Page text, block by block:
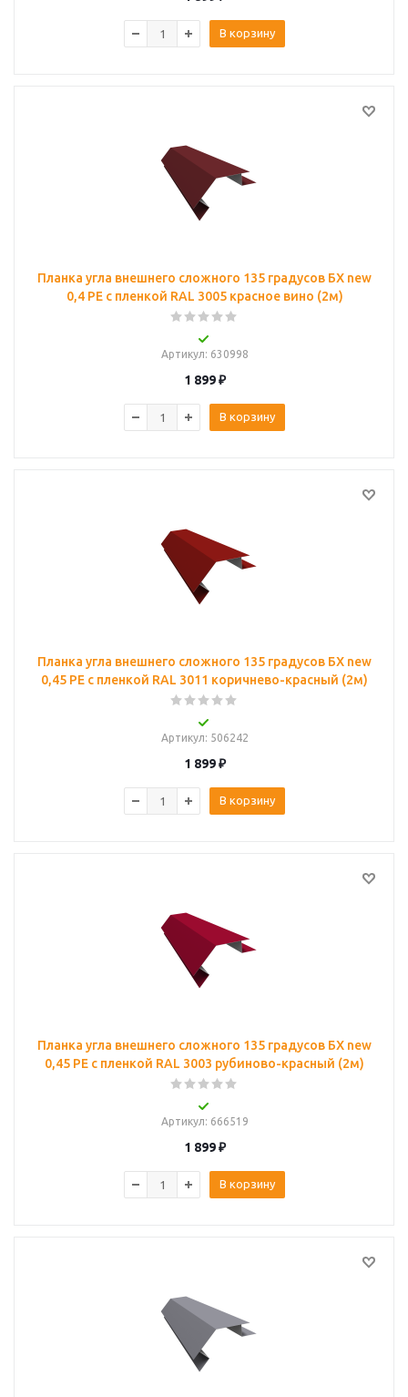
В корзину
Планка угла внешнего сложного 135 градусов БХ new
0,4 PE с пленкой RAL 3005 красное вино (2м)
Артикул: 630998
1 899₽
В корзину
Планка угла внешнего сложного 135 градусов БХ new
0,45 PE с пленкой RAL 3011 коричнево-красный (2м)
Артикул: 506242
1 899₽
В корзину
Планка угла внешнего сложного 135 градусов БХ new
0,45 PE с пленкой RAL 3003 рубиново-красный (2м)
Артикул: 666519
1 899₽
В корзину